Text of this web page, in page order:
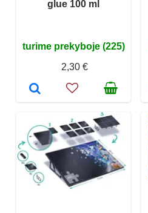
glue 100 ml
turime prekyboje (225)
2,30 €